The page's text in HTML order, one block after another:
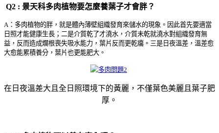
Q2 : 景天科多肉植物要怎麼養葉子才會胖？
A：多肉植物的胖，就是體內薄壁組織發育來儲水的現象。因此首先要適當
日照才能健康生長；二是介質乾了才澆水，介質未乾就澆水對組織發育無
益，反而造成爛根喪失吸水能力，葉片反而更乾癟。三是日夜溫差，溫差愈
大愈能累積養分，葉片也更能肥大。
在日夜溫差大且全日照環境下的黃麗，不僅葉色美麗且葉子肥
厚。